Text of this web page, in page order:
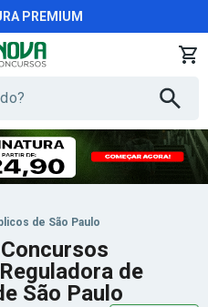
PREMIUM
de São Paulo
de
São Paulo